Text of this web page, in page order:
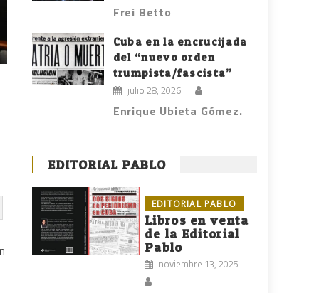
Frei Betto
Cuba en la encrucijada
del “nuevo orden
trumpista/fascista”
julio 28, 2026
Enrique Ubieta Gómez.
EDITORIAL PABLO
EDITORIAL PABLO
Libros en venta
de la Editorial
Pablo
noviembre 13, 2025